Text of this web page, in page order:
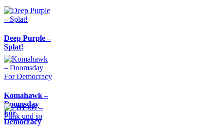
Deep Purple –
Splat!
Komahawk –
Doomsday
For
Democracy